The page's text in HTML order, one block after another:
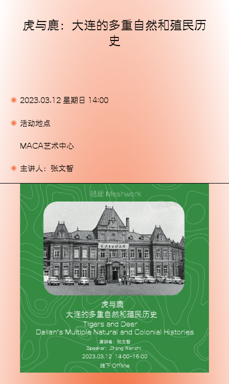
虎与鹿：大连的多重自然和殖民历
史
2023.03.12 星期日 14:00
活动地点
MACA艺术中心
主讲人：张文智
主页
订阅